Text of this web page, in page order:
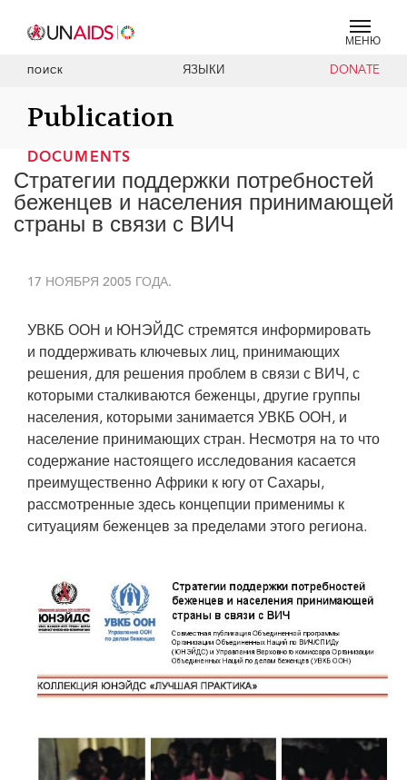
МЕНЮ
ПОИСК ЯЗЫКИ DONATE
Publication
DOCUMENTS
Стратегии поддержки потребностей
беженцев и населения принимающей
страны в связи с ВИЧ
17 НОЯБРЯ 2005 ГОДА.
УВКБ ООН и ЮНЭЙДС стремятся информировать
и поддерживать ключевых лиц, принимающих
решения, для решения проблем в связи с ВИЧ, с
которыми сталкиваются беженцы, другие группы
населения, которыми занимается УВКБ ООН, и
население принимающих стран. Несмотря на то что
содержание настоящего исследования касается
преимущественно Африки к югу от Сахары,
рассмотренные здесь концепции применимы к
ситуациям беженцев за пределами этого региона.